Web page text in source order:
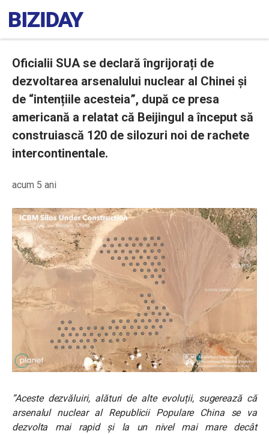
Oficialii SUA se declară îngrijorați de
dezvoltarea arsenalului nuclear al Chinei și
de “intențiile acesteia”, după ce presa
americană a relatat că Beijingul a început să
construiască 120 de silozuri noi de rachete
intercontinentale.
acum 5 ani
”Aceste dezvăluiri, alături de alte evoluții, sugerează că
arsenalul nuclear al Republicii Populare China se va
dezvolta mai rapid și la un nivel mai mare decât